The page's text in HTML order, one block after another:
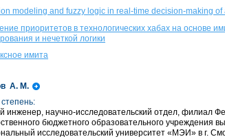
modeling and fuzzy logic in real-time decision-making of
приоритетов в технологических хабах на основе
и нечеткой логики
имита
А. М.
инженер, научно-исследовательский отдел, филиал
бюджетного образовательного учреждения
исследовательский университет «МЭИ» в г.